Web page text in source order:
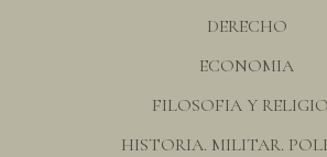
DERECHO
ECONOMIA
FILOSOFIA Y
HISTORIA. MILITAR.